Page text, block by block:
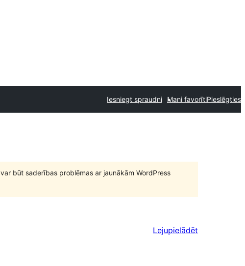
Iesniegt spraudni Mani favorītiPieslēgties
būt saderības problēmas ar jaunākām WordPress
Lejupielādēt